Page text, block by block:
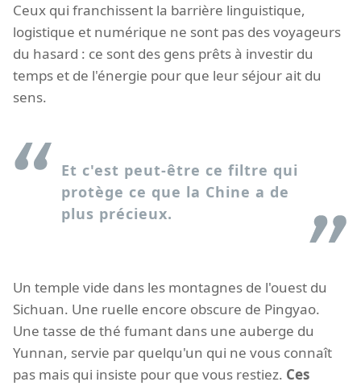
Ceux qui franchissent la barrière linguistique,
logistique et numérique ne sont pas des voyageurs
du hasard : ce sont des gens prêts à investir du
temps et de l'énergie pour que leur séjour ait du
sens.
Et c'est peut-être ce filtre qui
protège ce que la Chine a de
plus précieux.
Un temple vide dans les montagnes de l'ouest du
Sichuan. Une ruelle encore obscure de Pingyao.
Une tasse de thé fumant dans une auberge du
Yunnan, servie par quelqu'un qui ne vous connaît
pas mais qui insiste pour que vous restiez. Ces